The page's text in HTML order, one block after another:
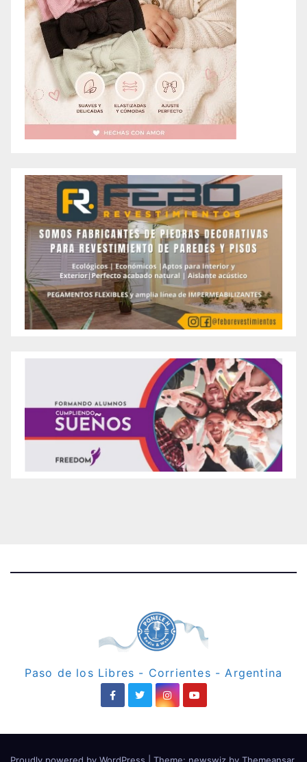
Paso de los Libres - Corrientes - Argentina